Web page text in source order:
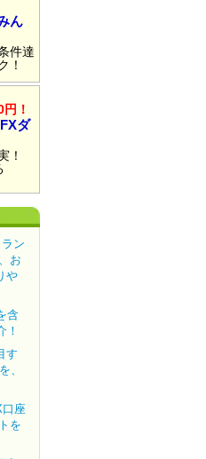
ん
件達
！
！
ダ
！
ン
お
や
含
！
す
、
口座
を